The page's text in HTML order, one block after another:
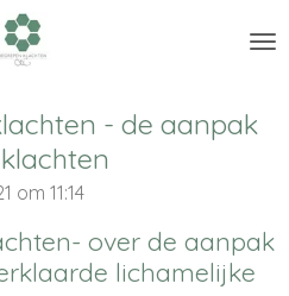
- de aanpak
om 11:14
over de aanpak
lichamelijke